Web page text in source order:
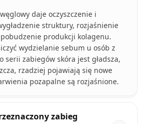
daje oczyszczenie i
struktury, rozjaśnienie
produkcji kolagenu.
wydzielanie sebum u osób z
serii zabiegów skóra jest gładsza,
rzadziej pojawiają się nowe
pozapalne są rozjaśnione.
zabieg